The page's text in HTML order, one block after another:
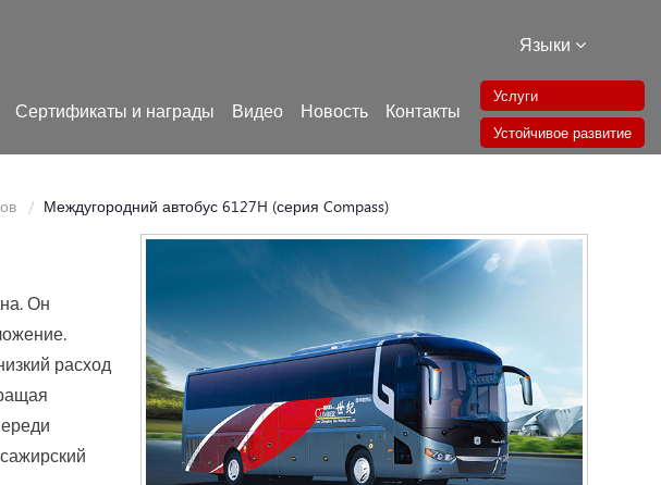
Языки
Сертификаты и награды Видео Новость Контакты
Услуги
Устойчивое развитие
Междугородний автобус 6127H (серия Compass)
Он
расход